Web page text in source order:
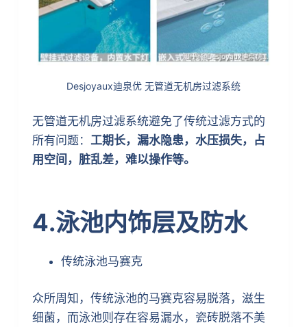
Desjoyaux迪泉优 无管道无机房过滤系统
无管道无机房过滤系统避免了传统过滤方式的
所有问题： 工期长，漏水隐患，水压损失，占
用空间，脏乱差，难以操作等。
4.泳池内饰层及防水
传统泳池马赛克
众所周知，传统泳池的马赛克容易脱落，滋生
细菌，而泳池则存在容易漏水，瓷砖脱落不美